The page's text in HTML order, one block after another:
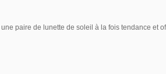
paire de lunette de soleil à la fois tendance et